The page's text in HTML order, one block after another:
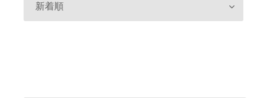
新着順